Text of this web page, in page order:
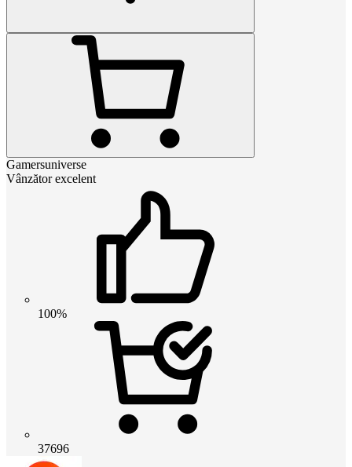
Gamersuniverse
Vânzător excelent
100%
37696